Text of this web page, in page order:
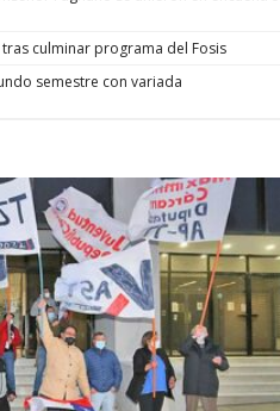
culminar programa del Fosis
semestre con variada